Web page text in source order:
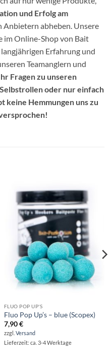
und Erfolg am
Anbietern abheben. Unsere
im Online-Shop von Bait
Erfahrung und
Teamanglern und
Fragen zu unseren
oder nur einfach
keine Hemmungen uns zu
FLUO POP UP'S
Fluo Pop Up’s – blue (Scopex)
7,90€
zzgl. Versand
Lieferzeit: ca. 3-4 Werktage